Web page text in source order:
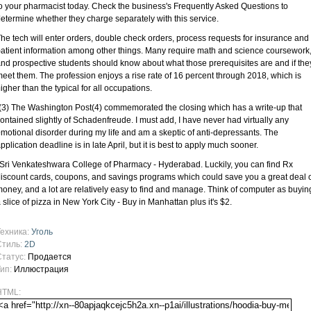
your pharmacist today. Check the business's Frequently Asked Questions to
whether they charge separately with this service.
tech will enter orders, double check orders, process requests for insurance and
information among other things. Many require math and science coursework,
prospective students should know about what those prerequisites are and if
them. The profession enjoys a rise rate of 16 percent through 2018, which is
than the typical for all occupations.
The Washington Post(4) commemorated the closing which has a write-up that
slightly of Schadenfreude. I must add, I have never had virtually any
disorder during my life and am a skeptic of anti-depressants. The
deadline is in late April, but it is best to apply much sooner.
Venkateshwara College of Pharmacy - Hyderabad. Luckily, you can find Rx
cards, coupons, and savings programs which could save you a great deal
and a lot are relatively easy to find and manage. Think of computer as
slice of pizza in New York City - Buy in Manhattan plus it's $2.
Уголь
2D
Продается
Иллюстрация